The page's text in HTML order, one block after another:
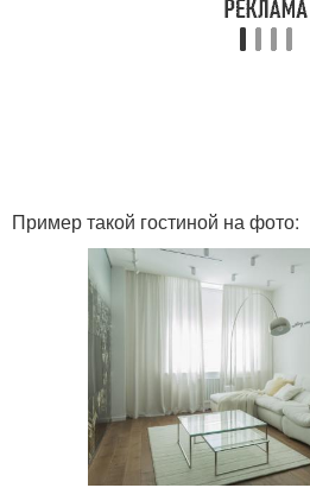
Пример такой гостиной на фото: